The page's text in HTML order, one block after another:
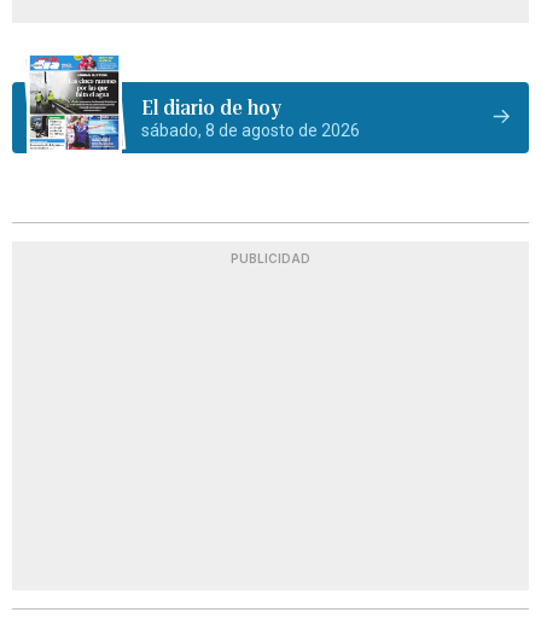
El diario de hoy
sábado, 8 de agosto de 2026
PUBLICIDAD